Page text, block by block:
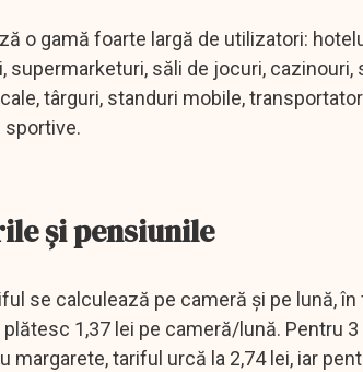
o gamă foarte largă de utilizatori:
supermarketuri, săli de jocuri,
târguri, standuri mobile,
sportive.
și pensiunile
se calculează pe cameră și pe lună,
1,37 lei pe cameră/lună. Pentru
margarete, tariful urcă la 2,74 lei, iar